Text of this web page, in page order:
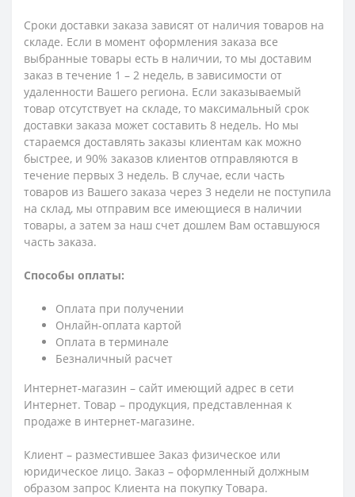
Сроки доставки заказа зависят от наличия товаров на
складе. Если в момент оформления заказа все
выбранные товары есть в наличии, то мы доставим
заказ в течение 1 – 2 недель, в зависимости от
удаленности Вашего региона. Если заказываемый
товар отсутствует на складе, то максимальный срок
доставки заказа может составить 8 недель. Но мы
стараемся доставлять заказы клиентам как можно
быстрее, и 90% заказов клиентов отправляются в
течение первых 3 недель. В случае, если часть
товаров из Вашего заказа через 3 недели не поступила
на склад, мы отправим все имеющиеся в наличии
товары, а затем за наш счет дошлем Вам оставшуюся
часть заказа.
Способы оплаты:
Оплата при получении
Онлайн-оплата картой
Оплата в терминале
Безналичный расчет
Интернет-магазин – сайт имеющий адрес в сети
Интернет. Товар – продукция, представленная к
продаже в интернет-магазине.
Клиент – разместившее Заказ физическое или
юридическое лицо. Заказ – оформленный должным
образом запрос Клиента на покупку Товара.